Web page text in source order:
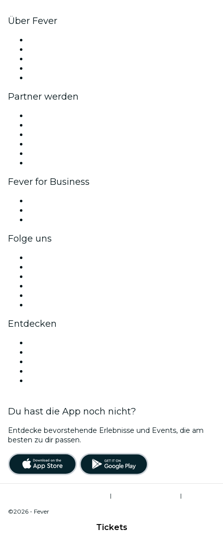
Tickets
Über Fever
Partner werden
Fever for Business
Folge uns
Entdecken
Du hast die App noch nicht?
Entdecke bevorstehende Erlebnisse und Events, die am
besten zu dir passen.
|
|
©2026 - Fever